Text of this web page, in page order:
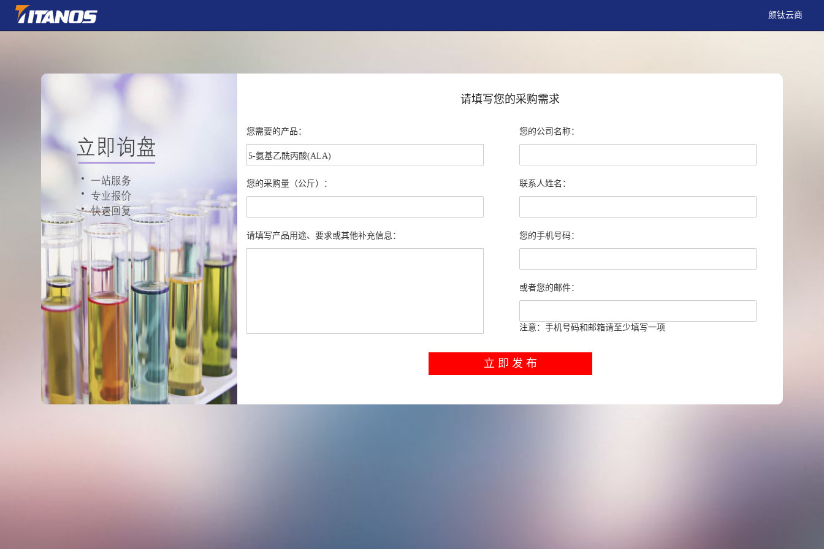
颜钛云商
请填写您的采购需求
您需要的产品：
您的采购量（公斤）：
请填写产品用途、要求或其他补充信息：
您的公司名称：
联系人姓名：
您的手机号码：
或者您的邮件：
注意：手机号码和邮箱请至少填写一项
立 即 发 布